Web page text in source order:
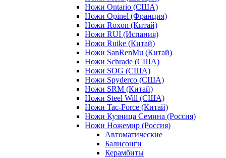
Ножи Ontario (США)
Ножи Opinel (Франция)
Ножи Roxon (Китай)
Ножи RUI (Испания)
Ножи Ruike (Китай)
Ножи SanRenMu (Китай)
Ножи Schrade (США)
Ножи SOG (США)
Ножи Spyderco (США)
Ножи SRM (Китай)
Ножи Steel Will (США)
Ножи Tac-Force (Китай)
Ножи Кузница Семина (Россия)
Ножи Ножемир (Россия)
Автоматические
Балисонги
Керамбиты